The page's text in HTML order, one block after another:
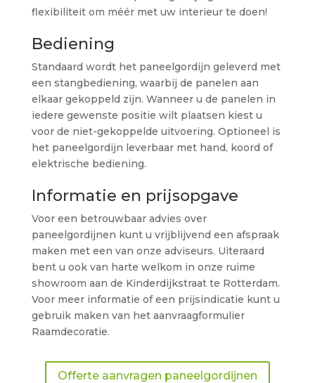
flexibiliteit om méér met uw interieur te doen!
Bediening
Standaard wordt het paneelgordijn geleverd met
een stangbediening, waarbij de panelen aan
elkaar gekoppeld zijn. Wanneer u de panelen in
iedere gewenste positie wilt plaatsen kiest u
voor de niet-gekoppelde uitvoering. Optioneel is
het paneelgordijn leverbaar met hand, koord of
elektrische bediening.
Informatie en prijsopgave
Voor een betrouwbaar advies over
paneelgordijnen kunt u vrijblijvend een afspraak
maken met een van onze adviseurs. Uiteraard
bent u ook van harte welkom in onze ruime
showroom aan de Kinderdijkstraat te Rotterdam.
Voor meer informatie of een prijsindicatie kunt u
gebruik maken van het aanvraagformulier
Raamdecoratie.
Offerte aanvragen paneelgordijnen